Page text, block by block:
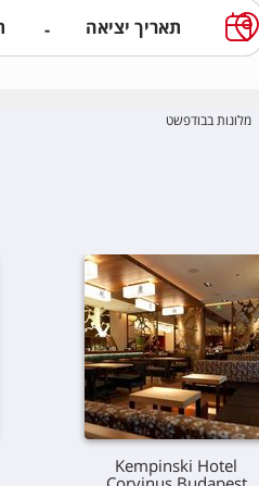
-
מלונות בבודפשט
Kempinski Hotel